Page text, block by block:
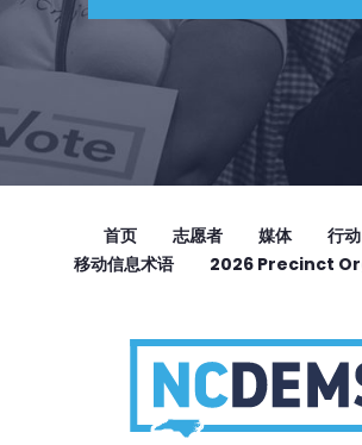
首页 志愿者 媒体 行动
移动信息术语
2026 Precinct